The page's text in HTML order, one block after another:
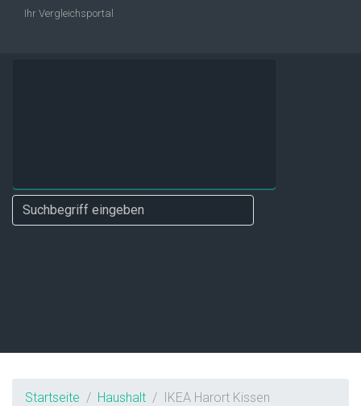
Ihr Vergleichsportal
Startseite Haushalt IKEA Harort Kissen